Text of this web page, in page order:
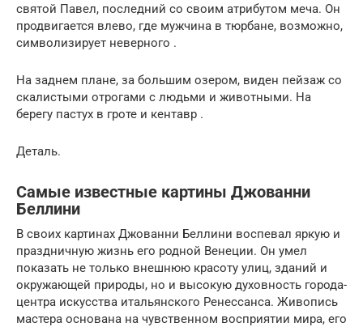
святой Павел, последний со своим атрибутом меча. Он
продвигается влево, где мужчина в тюрбане, возможно,
символизирует неверного .
На заднем плане, за большим озером, виден пейзаж со
скалистыми отрогами с людьми и животными. На
берегу пастух в гроте и кентавр .
Деталь.
Самые известные картины Джованни
Беллини
В своих картинах Джованни Беллини воспевал яркую и
праздничную жизнь его родной Венеции. Он умел
показать не только внешнюю красоту улиц, зданий и
окружающей природы, но и высокую духовность города-
центра искусства итальянского Ренессанса. Живопись
мастера основана на чувственном восприятии мира, его